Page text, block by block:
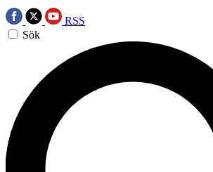
RSS
Sök